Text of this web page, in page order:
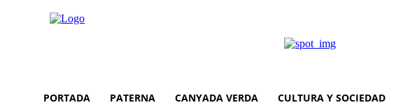
PORTADA PATERNA CANYADA VERDA CULTURA Y SOCIEDAD